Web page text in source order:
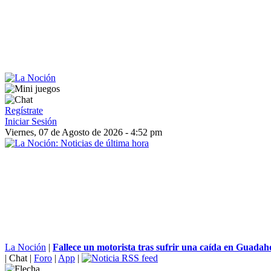
Regístrate
Iniciar Sesión
Viernes, 07 de Agosto de 2026 - 4:52 pm
La Noción | Fallece un motorista tras sufrir una caída en
| Chat | Foro | App |